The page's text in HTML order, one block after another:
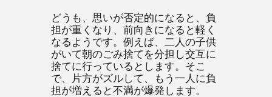
どうも、思いが否定的になると、負
担が重くなり、前向きになると軽く
なるようです。例えば、二人の子供
がいて朝のごみ捨てを分担し交互に
捨てに行っているとします。そこ
で、片方がズルして、もう一人に負
担が増えると不満が爆発します。